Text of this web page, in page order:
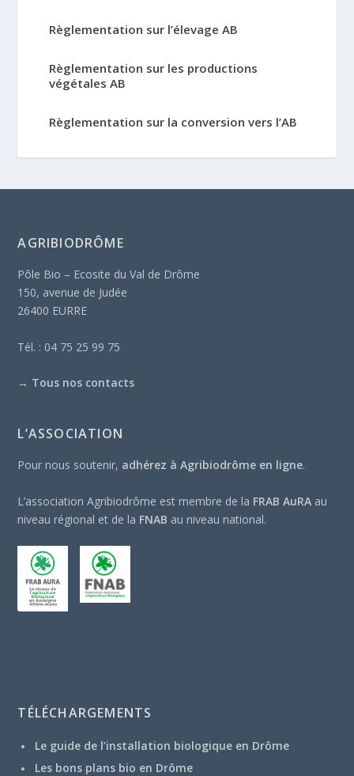
Règlementation sur l’élevage AB
Règlementation sur les productions
végétales AB
Règlementation sur la conversion vers l’AB
AGRIBIODRÔME
Pôle Bio – Ecosite du Val de Drôme
150, avenue de Judée
26400 EURRE
Tél. : 04 75 25 99 75
→ Tous nos contacts
L’ASSOCIATION
Pour nous soutenir, adhérez à Agribiodrôme en ligne.
L’association Agribiodrôme est membre de la FRAB AuRA au
niveau régional et de la FNAB au niveau national.
TÉLÉCHARGEMENTS
Le guide de l’installation biologique en Drôme
Les bons plans bio en Drôme